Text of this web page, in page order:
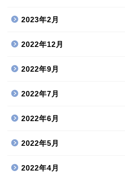
2023年2月
2022年12月
2022年9月
2022年7月
2022年6月
2022年5月
2022年4月